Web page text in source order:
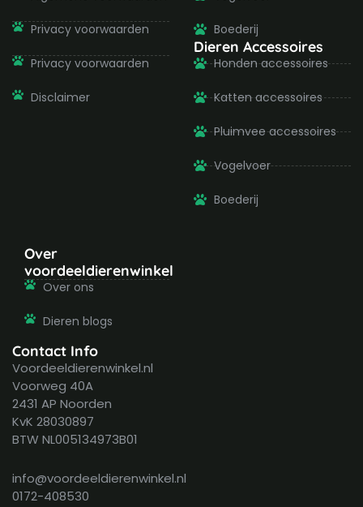
Privacy voorwaarden
Privacy voorwaarden
Disclaimer
Boederij
Dieren Accessoires
Honden accessoires
Katten accessoires
Pluimvee accessoires
Vogelvoer
Boederij
Over
voordeeldierenwinkel
Over ons
Dieren blogs
Contact Info
Voordeeldierenwinkel.nl
Voorweg 40A
2431 AP Noorden
KvK 28030897
BTW NL005134973B01
info@voordeeldierenwinkel.nl
0172-408530